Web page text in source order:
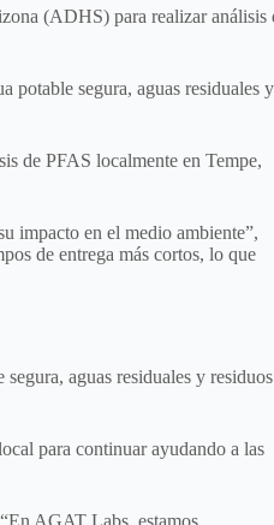
(ADHS) para realizar análisis
potable segura, aguas residuales y
de PFAS localmente en Tempe,
impacto en el medio ambiente”,
de entrega más cortos, lo que
aguas residuales y residuos
para continuar ayudando a las
AGAT Labs, estamos